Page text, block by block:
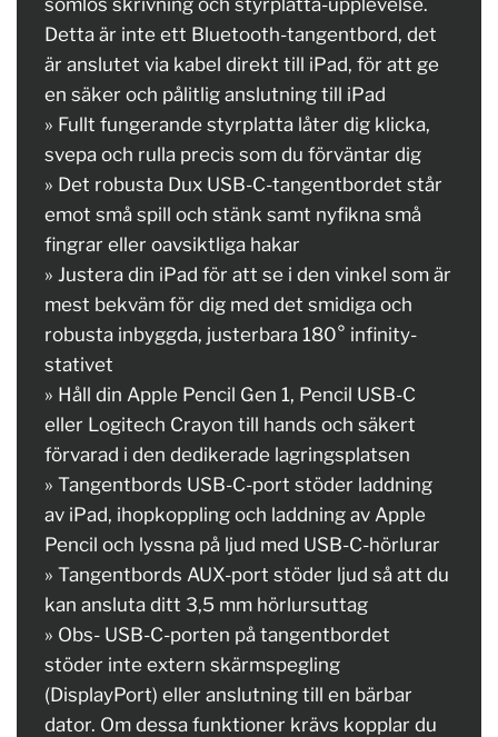
sömlös skrivning och styrplatta-upplevelse.
Detta är inte ett Bluetooth-tangentbord, det
är anslutet via kabel direkt till iPad, för att ge
en säker och pålitlig anslutning till iPad
» Fullt fungerande styrplatta låter dig klicka,
svepa och rulla precis som du förväntar dig
» Det robusta Dux USB-C-tangentbordet står
emot små spill och stänk samt nyfikna små
fingrar eller oavsiktliga hakar
» Justera din iPad för att se i den vinkel som är
mest bekväm för dig med det smidiga och
robusta inbyggda, justerbara 180° infinity-
stativet
» Håll din Apple Pencil Gen 1, Pencil USB-C
eller Logitech Crayon till hands och säkert
förvarad i den dedikerade lagringsplatsen
» Tangentbords USB-C-port stöder laddning
av iPad, ihopkoppling och laddning av Apple
Pencil och lyssna på ljud med USB-C-hörlurar
» Tangentbords AUX-port stöder ljud så att du
kan ansluta ditt 3,5 mm hörlursuttag
» Obs- USB-C-porten på tangentbordet
stöder inte extern skärmspegling
(DisplayPort) eller anslutning till en bärbar
dator. Om dessa funktioner krävs kopplar du